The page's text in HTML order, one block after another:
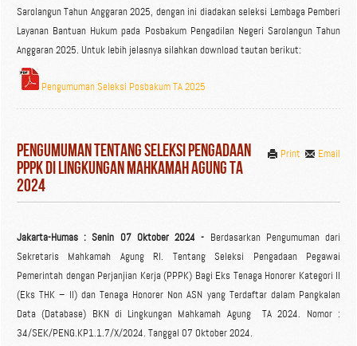
Sarolangun Tahun Anggaran 2025, dengan ini diadakan seleksi Lembaga Pemberi
Layanan Bantuan Hukum pada Posbakum Pengadilan Negeri Sarolangun Tahun
Anggaran 2025. Untuk lebih jelasnya silahkan download tautan berikut:
Pengumuman Seleksi Posbakum TA 2025
Email
Print
Pengumuman Tentang Seleksi Pengadaan
PPPK di Lingkungan Mahkamah Agung TA
2024
Jakarta-Humas : Senin 07 Oktober 2024 - Berdasarkan Pengumuman dari
Sekretaris Mahkamah Agung RI. Tentang Seleksi Pengadaan Pegawai
Pemerintah dengan Perjanjian Kerja (PPPK) Bagi Eks Tenaga Honorer Kategori II
(Eks THK – II) dan Tenaga Honorer Non ASN yang Terdaftar dalam Pangkalan
Data (Database) BKN di Lingkungan Mahkamah Agung TA 2024. Nomor :
34/SEK/PENG.KP1.1.7/X/2024. Tanggal 07 Oktober 2024.